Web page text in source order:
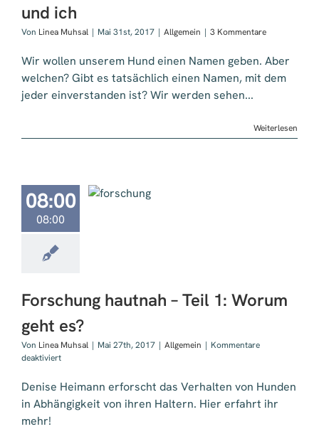
und ich
Von Linea Muhsal | Mai 31st, 2017 | Allgemein | 3 Kommentare
Wir wollen unserem Hund einen Namen geben. Aber
welchen? Gibt es tatsächlich einen Namen, mit dem
jeder einverstanden ist? Wir werden sehen...
Weiterlesen
08:00
08:00
hautnah –
Worum geht
Forschung hautnah – Teil 1: Worum
geht es?
Von Linea Muhsal | Mai 27th, 2017 | Allgemein | Kommentare
deaktiviertfür
hautnah
Teil
Denise Heimann erforscht das Verhalten von Hunden
in Abhängigkeit von ihren Haltern. Hier erfahrt ihr
mehr!